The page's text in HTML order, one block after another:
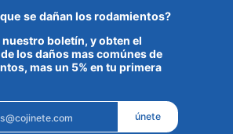
se dañan los rodamientos?
nuestro boletín, y obten el
los daños mas comúnes de
mas un 5% en tu primera
únete